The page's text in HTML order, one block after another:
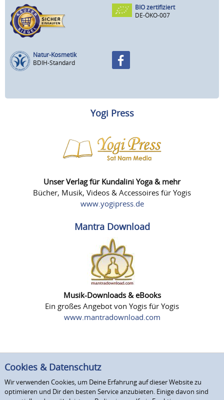
BIO zertifiziert
DE-ÖKO-007
Natur-Kosmetik
BDIH-Standard
Yogi Press
Unser Verlag für Kundalini Yoga & mehr
Bücher, Musik, Videos & Accessoires für Yogis
www.yogipress.de
Mantra Download
Musik-Downloads & eBooks
Ein großes Angebot von Yogis für Yogis
www.mantradownload.com
Cookies & Datenschutz
Wir verwenden Cookies, um Deine Erfahrung auf dieser Website zu
optimieren und Dir den besten Service anzubieten. Einige davon sind